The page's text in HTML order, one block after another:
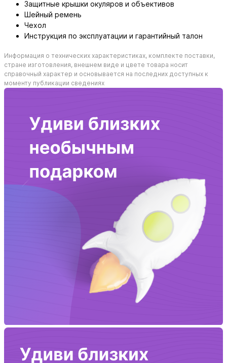
Защитные крышки окуляров и объективов
Шейный ремень
Чехол
Инструкция по эксплуатации и гарантийный талон
Информация о технических характеристиках, комплекте поставки,
стране изготовления, внешнем виде и цвете товара носит
справочный характер и основывается на последних доступных к
моменту публикации сведениях